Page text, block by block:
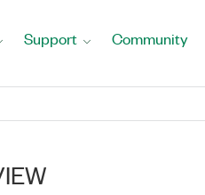
Support Community